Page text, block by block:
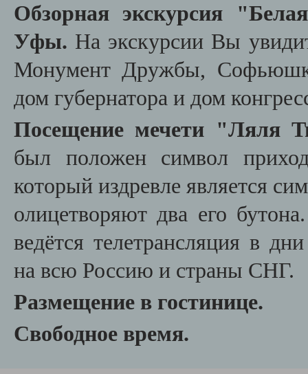
Обзорная экскурсия
Уфы. На экскурсии Вы
Монумент Дружбы,
дом губернатора и дом
Посещение мечети "Ляля
был положен символ
который издревле является
олицетворяют два его
ведётся телетрансляция в
на всю Россию и страны СНГ.
Размещение в гостинице.
Свободное время.